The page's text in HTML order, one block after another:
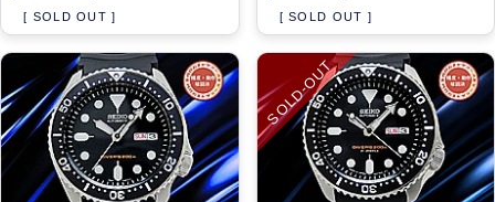
[ SOLD OUT ] [ SOLD OUT ]
SOLD-OUT